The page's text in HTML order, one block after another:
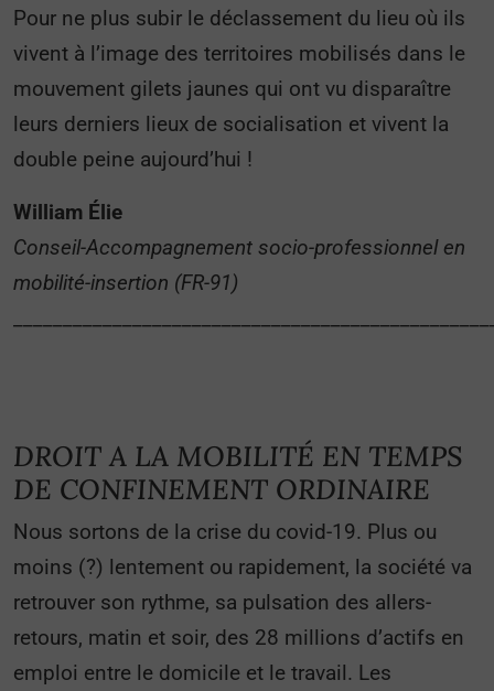
Pour ne plus subir le déclassement du lieu où ils
vivent à l’image des territoires mobilisés dans le
mouvement gilets jaunes qui ont vu disparaître
leurs derniers lieux de socialisation et vivent la
double peine aujourd’hui !
William Élie
Conseil-Accompagnement socio-professionnel en
mobilité-insertion (FR-91)
DROIT A LA MOBILITÉ EN TEMPS
DE CONFINEMENT ORDINAIRE
Nous sortons de la crise du covid-19. Plus ou
moins (?) lentement ou rapidement, la société va
retrouver son rythme, sa pulsation des allers-
retours, matin et soir, des 28 millions d’actifs en
emploi entre le domicile et le travail. Les